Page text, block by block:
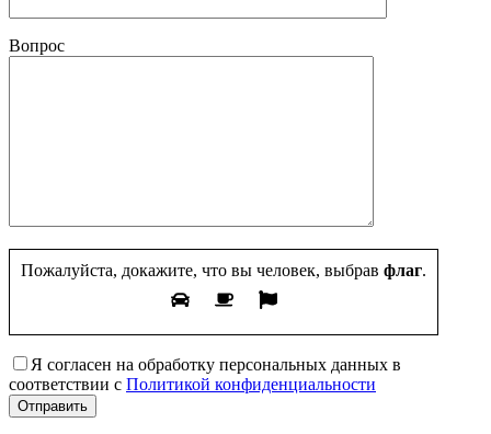
Вопрос
Пожалуйста, докажите, что вы человек, выбрав флаг.
Я согласен на обработку персональных данных в
соответствии с Политикой конфиденциальности